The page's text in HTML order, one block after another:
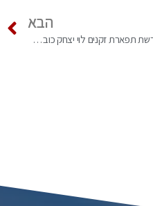
הבא
רשת תפארת זקנים לוי יצחק כובשת 15 יעדים חדשים: כך נראית מהפכה.